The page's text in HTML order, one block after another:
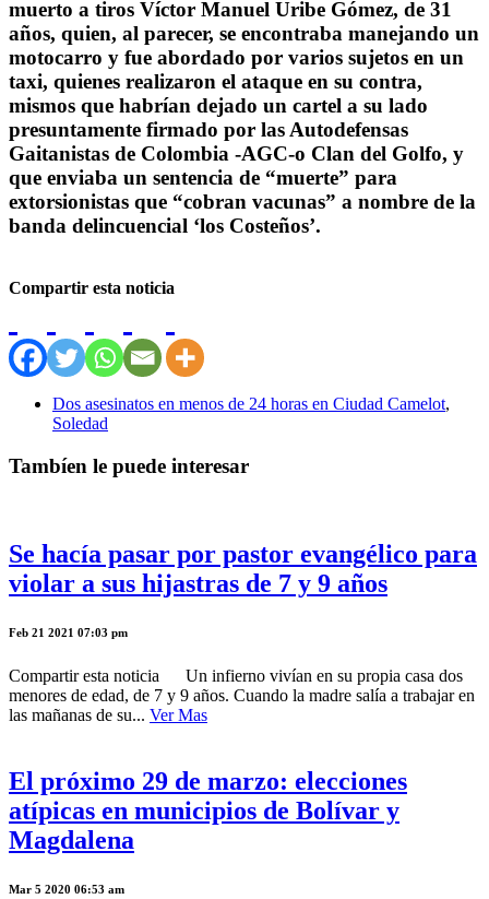
muerto a tiros Víctor Manuel Uribe Gómez, de 31
años, quien, al parecer, se encontraba manejando un
motocarro y fue abordado por varios sujetos en un
taxi, quienes realizaron el ataque en su contra,
mismos que habrían dejado un cartel a su lado
presuntamente firmado por las Autodefensas
Gaitanistas de Colombia -AGC-o Clan del Golfo, y
que enviaba un sentencia de “muerte” para
extorsionistas que “cobran vacunas” a nombre de la
banda delincuencial ‘los Costeños’.
Compartir esta noticia
Dos asesinatos en menos de 24 horas en Ciudad Camelot,
Soledad
Tambíen le puede interesar
Se hacía pasar por pastor evangélico para
violar a sus hijastras de 7 y 9 años
Feb 21 2021 07:03 pm
Compartir esta noticia Un infierno vivían en su propia casa dos
menores de edad, de 7 y 9 años. Cuando la madre salía a trabajar en
las mañanas de su... Ver Mas
El próximo 29 de marzo: elecciones
atípicas en municipios de Bolívar y
Magdalena
Mar 5 2020 06:53 am